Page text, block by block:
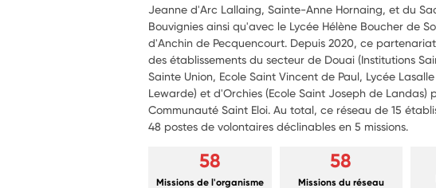
Jeanne d'Arc Lallaing, Sainte-Anne Hornaing, et du
Bouvignies ainsi qu'avec le Lycée Hélène Boucher de
d'Anchin de Pecquencourt. Depuis 2020, ce
des établissements du secteur de Douai (Institutions
Sainte Union, Ecole Saint Vincent de Paul, Lycée
Lewarde) et d'Orchies (Ecole Saint Joseph de Landas)
Communauté Saint Eloi. Au total, ce réseau de 15
48 postes de volontaires déclinables en 5 missions.
58
Missions de l'organisme
58
Missions du réseau